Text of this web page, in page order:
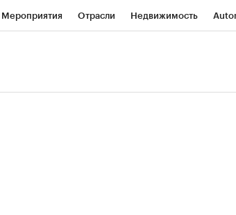
Мероприятия Отрасли Недвижимость